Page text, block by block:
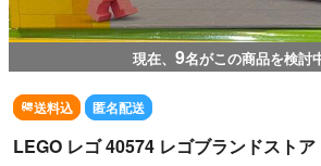
現在、 9名がこの商品を検討
送料込 匿名配送
LEGO レゴ 40574 レゴブランドストア